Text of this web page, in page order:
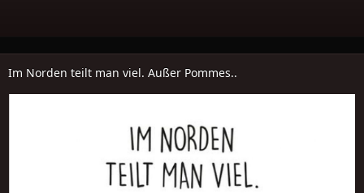
Im Norden teilt man viel. Außer Pommes..